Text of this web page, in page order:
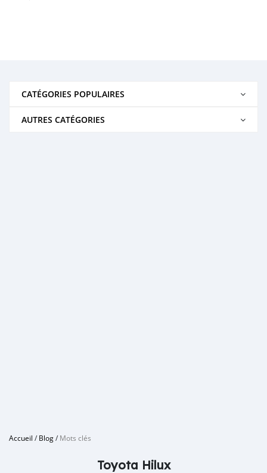
CATÉGORIES POPULAIRES
AUTRES CATÉGORIES
Accueil /Blog/Mots clés
Toyota Hilux